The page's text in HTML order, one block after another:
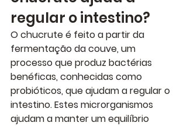
regular o intestino?
O chucrute é feito a partir da
fermentação da couve, um
processo que produz bactérias
benéficas, conhecidas como
probióticos, que ajudam a regular o
intestino. Estes microrganismos
ajudam a manter um equilíbrio